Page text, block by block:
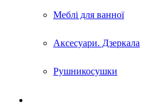
Меблі для ванної
Аксесуари. Дзеркала
Рушникосушки